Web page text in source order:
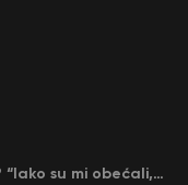
Zašto Rade Krunić ne igra za Srbiju? “Iako su mi obećali, niko me nije zvao…”